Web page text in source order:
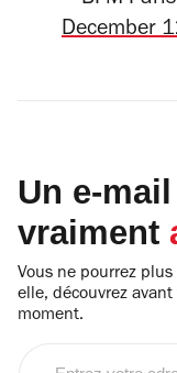
December
Un e-
vraiment
Vous ne pourrez
elle, découvrez
moment.